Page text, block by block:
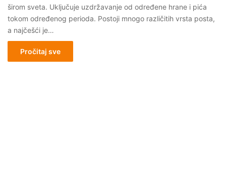
širom sveta. Uključuje uzdržavanje od određene hrane i pića
tokom određenog perioda. Postoji mnogo različitih vrsta posta,
a najčešći je…
Pročitaj sve